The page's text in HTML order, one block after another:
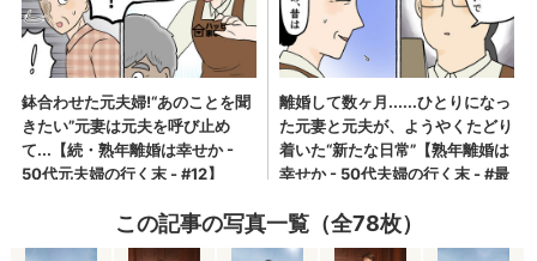
この記事の写真一覧（全78枚）